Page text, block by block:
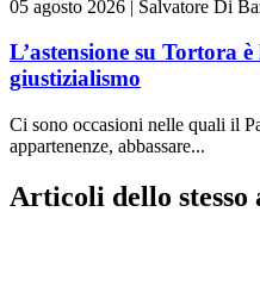
05 agosto 2026 | Salvatore Di
L’astensione su Tortora è
giustizialismo
Ci sono occasioni nelle quali il
appartenenze, abbassare...
Articoli dello stesso